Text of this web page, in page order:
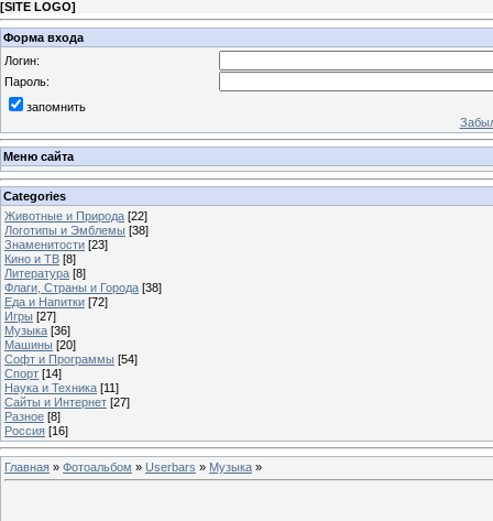
[SITE LOGO]
Форма входа
Логин:
Пароль:
запомнить
Меню сайта
Categories
Животные и Природа [22]
Логотипы и Эмблемы [38]
Знаменитости [23]
Кино и ТВ [8]
Литература [8]
Флаги, Страны и Города [38]
Еда и Напитки [72]
Игры [27]
Музыка [36]
Машины [20]
Софт и Программы [54]
Спорт [14]
Наука и Техника [11]
Сайты и Интернет [27]
Разное [8]
Россия [16]
Главная » Фотоальбом » Userbars » Музыка »